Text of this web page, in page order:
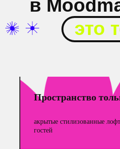
Пространство
акрытые стилизованные
гостей